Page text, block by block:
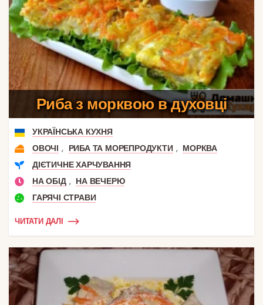
Риба з морквою в духовці
УКРАЇНСЬКА КУХНЯ
ОВОЧІ , РИБА ТА МОРЕПРОДУКТИ ,
МОРКВА
ДІЄТИЧНЕ ХАРЧУВАННЯ
НА ОБІД ,
НА ВЕЧЕРЮ
ГАРЯЧІ СТРАВИ
ЧИТАТИ ДАЛІ